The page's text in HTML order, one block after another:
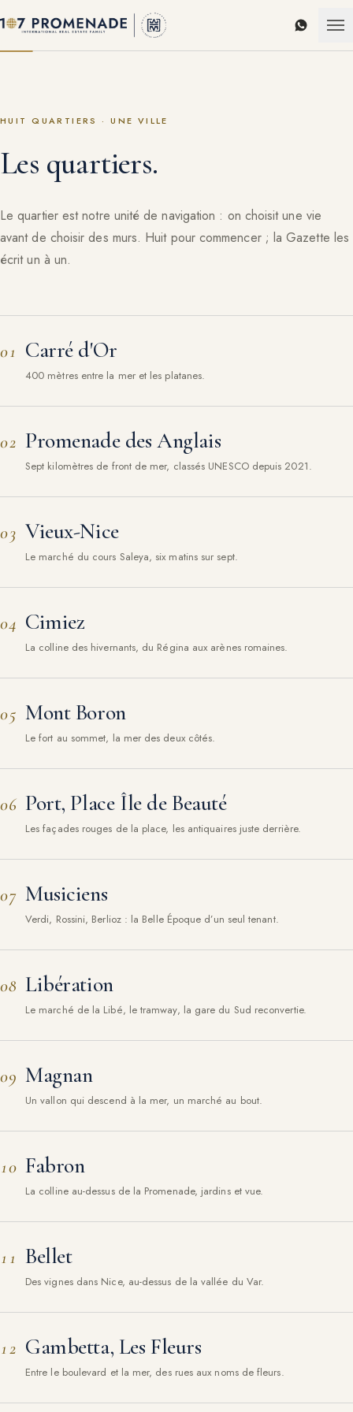
HUIT QUARTIERS · UNE VILLE
Les quartiers.
Le quartier est notre unité de navigation : on choisit une vie
avant de choisir des murs. Huit pour commencer ; la Gazette les
écrit un à un.
01 Carré d'Or
400 mètres entre la mer et les platanes.
02 Promenade des Anglais
Sept kilomètres de front de mer, classés UNESCO depuis 2021.
03 Vieux-Nice
Le marché du cours Saleya, six matins sur sept.
04 Cimiez
La colline des hivernants, du Régina aux arènes romaines.
05 Mont Boron
Le fort au sommet, la mer des deux côtés.
06 Port, Place Île de Beauté
Les façades rouges de la place, les antiquaires juste derrière.
07 Musiciens
Verdi, Rossini, Berlioz : la Belle Époque d’un seul tenant.
08 Libération
Le marché de la Libé, le tramway, la gare du Sud reconvertie.
09 Magnan
Un vallon qui descend à la mer, un marché au bout.
10 Fabron
La colline au-dessus de la Promenade, jardins et vue.
11 Bellet
Des vignes dans Nice, au-dessus de la vallée du Var.
12 Gambetta, Les Fleurs
Entre le boulevard et la mer, des rues aux noms de fleurs.